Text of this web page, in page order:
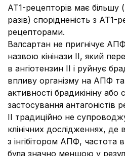
АТ1-рецепторів має більшу
разів) спорідненість з
рецепторами.
Валсартан не пригнічує
назвою кінінази ІІ, який
в ангіотензин ІІ і руйнує
впливу організму на АПФ
активності брадикініну або
застосування антагоністів
ІІ традиційно не
клінічних дослідженнях,
з інгібітором АПФ, частота
була значно меншою у